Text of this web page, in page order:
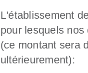
L'établissement
pour lesquels
(ce montant sera
ultérieurement):